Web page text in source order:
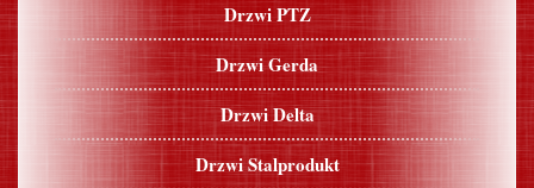
Drzwi PTZ
Drzwi Gerda
Drzwi Delta
Drzwi Stalprodukt